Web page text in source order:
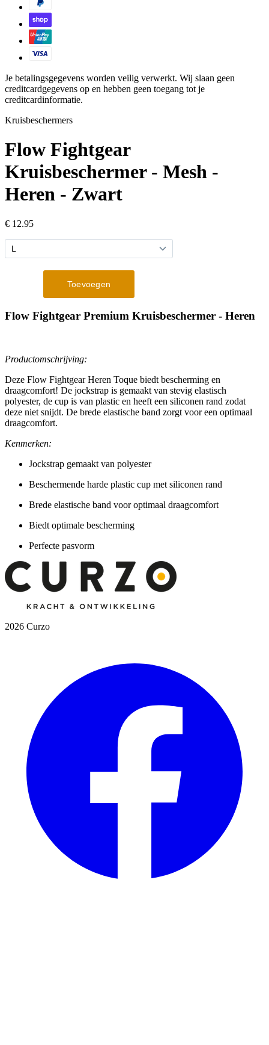
Je betalingsgegevens worden veilig verwerkt. Wij slaan geen
creditcardgegevens op en hebben geen toegang tot je
creditcardinformatie.
Kruisbeschermers
Flow Fightgear
Kruisbeschermer - Mesh -
Heren - Zwart
€ 12.95
Flow Fightgear Premium Kruisbeschermer - Heren
Productomschrijving:
Deze Flow Fightgear Heren Toque biedt bescherming en
draagcomfort! De jockstrap is gemaakt van stevig elastisch
polyester, de cup is van plastic en heeft een siliconen rand zodat
deze niet snijdt. De brede elastische band zorgt voor een optimaal
draagcomfort.
Kenmerken:
Jockstrap gemaakt van polyester
Beschermende harde plastic cup met siliconen rand
Brede elastische band voor optimaal draagcomfort
Biedt optimale bescherming
Perfecte pasvorm
2026 Curzo